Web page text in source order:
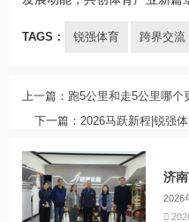
TAGS： 锐强体育 跨界交流
上一篇： 跑5公里和走5公里哪个
下一篇： 2026马跃新程|锐强